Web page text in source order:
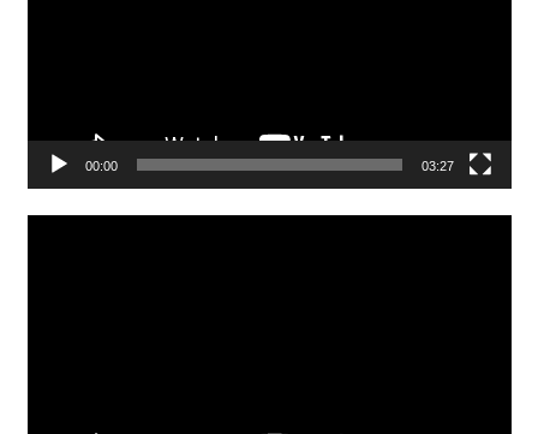
00:00 03:27